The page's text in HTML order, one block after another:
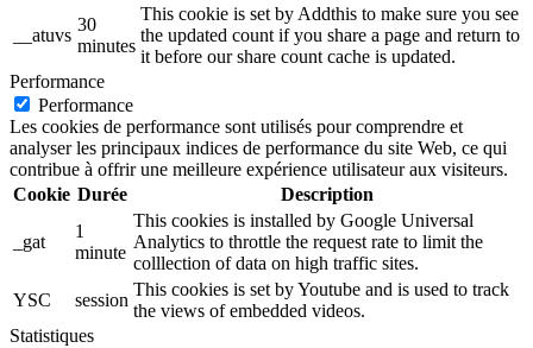
__atuvs
30
minutes
This cookie is set by Addthis to make sure you see
the updated count if you share a page and return to
it before our share count cache is updated.
Performance
Performance
Les cookies de performance sont utilisés pour comprendre et
analyser les principaux indices de performance du site Web, ce qui
contribue à offrir une meilleure expérience utilisateur aux visiteurs.
Cookie Durée Description
_gat
1
minute
This cookies is installed by Google Universal
Analytics to throttle the request rate to limit the
colllection of data on high traffic sites.
YSC
session
This cookies is set by Youtube and is used to track
the views of embedded videos.
Statistiques